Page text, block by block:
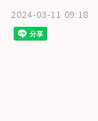
2024-03-11 09:18